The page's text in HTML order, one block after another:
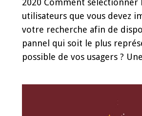
2020 Comment sélectionner
utilisateurs que vous devez
votre recherche afin de
pannel qui soit le plus
possible de vos usagers ?